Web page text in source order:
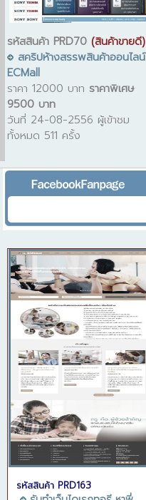
รหัสสินค้า PRD70 (สินค้าขายดี)
สคริปห้างสรรพสินค้าออนไลน์
ECMall
ราคา 12000 บาท ราคาพิเศษ
9500 บาท
วันที่ 24-08-2556 ผู้เข้าชม
ทั้งหมด 511 ครั้ง